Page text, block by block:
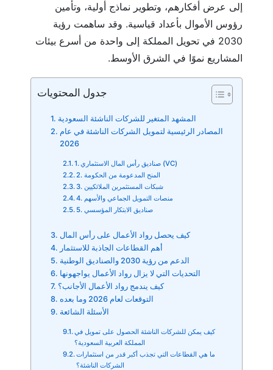
إلى عرض أفكارهم، وتطوير نماذج أولية، وتأمين
رؤوس الأموال بأعداد قياسية. وقد ساهمت رؤية
2030 في تحويل المملكة إلى واحدة من أسرع بيئات
المشاريع نموًا في الشرق الأوسط.
جدول المحتويات
المشهد المتغير للشركات الناشئة السعودية
المصادر الرئيسية لتمويل الشركات الناشئة في عام
2026
1. صناديق رأس المال الاستثماري (VC)
2. المنح المدعومة من الحكومة
3. شبكات المستثمرين الملائكيين
4. منصات التمويل الجماعي والأسهم
5. صناديق الابتكار المؤسسي
كيف يحصل رواد الأعمال على رأس المال
أهم القطاعات الجاذبة للاستثمار
الدعم من رؤية 2030 والصناديق الوطنية
التحديات التي لا يزال رواد الأعمال يواجهونها
كيف يندمج رواد الأعمال الأجانب؟
التوقعات لعام 2026 وما بعده
الأسئلة الشائعة
كيف يمكن للشركات الناشئة الحصول على تمويل في
المملكة العربية السعودية؟
ما هي القطاعات التي تجذب أكبر قدر من استثمارات
الشركات الناشئة؟